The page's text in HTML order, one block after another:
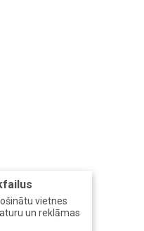
vietnes
un reklāmas